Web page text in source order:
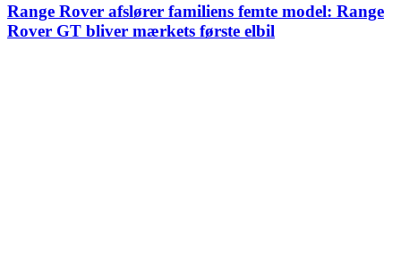
Range Rover afslører familiens femte model: Range
Rover GT bliver mærkets første elbil